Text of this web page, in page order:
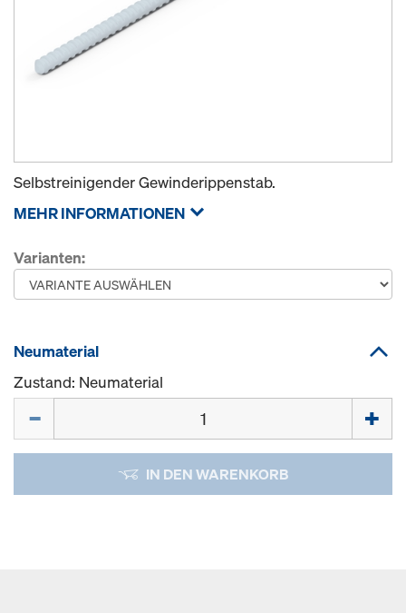
Selbstreinigender Gewinderippenstab.
MEHR INFORMATIONEN
Varianten:
Neumaterial
Zustand: Neumaterial
IN DEN WARENKORB